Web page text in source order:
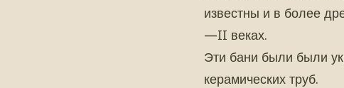
известны и в более
—II веках.
Эти бани были были
керамических труб.